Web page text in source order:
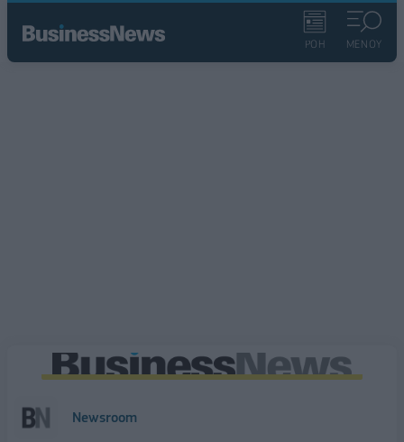
ΡΟΗ ΜΕΝΟΥ
Newsroom